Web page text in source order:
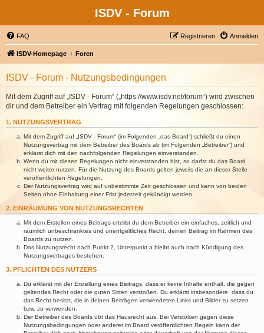
ISDV - Forum
FAQ Anmelden
Registrieren
ISDV-Homepage Foren
ISDV - Forum - Nutzungsbedingungen
Mit dem Zugriff auf „ISDV - Forum“ („https://www.isdv.net/forum“) wird zwischen
dir und dem Betreiber ein Vertrag mit folgenden Regelungen geschlossen:
1. NUTZUNGSVERTRAG
Mit dem Zugriff auf „ISDV - Forum“ (im Folgenden „das Board“) schließt du einen
Nutzungsvertrag mit dem Betreiber des Boards ab (im Folgenden „Betreiber“) und
erklärst dich mit den nachfolgenden Regelungen einverstanden.
Wenn du mit diesen Regelungen nicht einverstanden bist, so darfst du das Board
nicht weiter nutzen. Für die Nutzung des Boards gelten jeweils die an dieser Stelle
veröffentlichten Regelungen.
Der Nutzungsvertrag wird auf unbestimmte Zeit geschlossen und kann von beiden
Seiten ohne Einhaltung einer Frist jederzeit gekündigt werden.
2. EINRÄUMUNG VON NUTZUNGSRECHTEN
Mit dem Erstellen eines Beitrags erteilst du dem Betreiber ein einfaches, zeitlich und
räumlich unbeschränktes und unentgeltliches Recht, deinen Beitrag im Rahmen des
Boards zu nutzen.
Das Nutzungsrecht nach Punkt 2, Unterpunkt a bleibt auch nach Kündigung des
Nutzungsvertrages bestehen.
3. PFLICHTEN DES NUTZERS
Du erklärst mit der Erstellung eines Beitrags, dass er keine Inhalte enthält, die gegen
geltendes Recht oder die guten Sitten verstoßen. Du erklärst insbesondere, dass du
das Recht besitzt, die in deinen Beiträgen verwendeten Links und Bilder zu setzen
bzw. zu verwenden.
Der Betreiber des Boards übt das Hausrecht aus. Bei Verstößen gegen diese
Nutzungsbedingungen oder anderer im Board veröffentlichten Regeln kann der